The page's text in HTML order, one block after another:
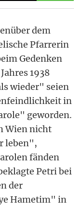
dem
Pfarrerin
Gedenken
1938
wieder" seien
in
geworden.
Wien nicht
leben",
fänden
Petri bei
der
Hametim" in